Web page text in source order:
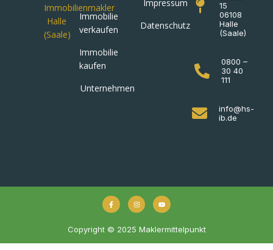
Immobilie
verkaufen
Immobilie
kaufen
Unternehmen
Impressum
Datenschutz
15
06108
Halle
(Saale)
0800 –
30 40
111
info@hs-
ib.de
Copyright © 2025 Maklermittelpunkt